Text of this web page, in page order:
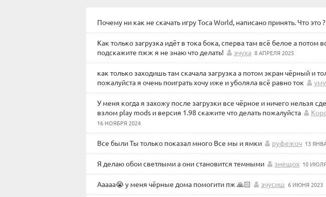
Почему ни как не скачать игру Toca World, написано принять. Что это ?
Как только загрузка идёт в тока бока, сперва там всё белое а потом
подскажите пжж я не знаю что делать!
эчуха 8 АПРЕЛЯ 2025
как только заходишь там скачала загрузка а потом экран чёрный и
пожалуйста я очень поиграть хочу иже и уболяла всё равно ток
У меня когда я захожу после загрузки все чёрное и ничего нельзя
взлом play mods и версия 1.98 скажите что делать пожалуйста
16 НОЯБРЯ 2024
Все были Ты только показал много Все мы и ямки руфежоч 13
Я делаю обои светлыми а они становится темными энещох 10
Ааааа😭 у меня чёрные дома помогити пж 🙏🏻 эчусиш 6 ИЮНЯ 2023